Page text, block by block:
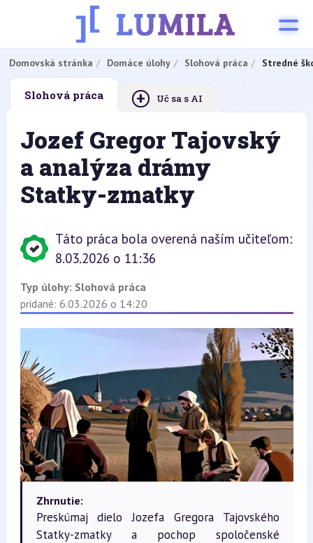
Domovská stránka Domáce úlohy Slohová práca Stredné
Slohová práca + Uč sa s AI
Jozef Gregor Tajovský
a analýza drámy
Statky-zmatky
Táto práca bola overená naším učiteľom:
8.03.2026 o 11:36
Typ úlohy: Slohová práca
pridané: 6.03.2026 o 14:20
Zhrnutie:
Preskúmaj dielo Jozefa Gregora Tajovského
Statky-zmatky a pochop spoločenské